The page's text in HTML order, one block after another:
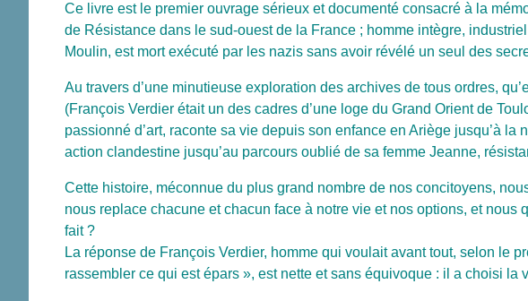
Ce livre est le premier ouvrage sérieux et documenté consacré à la
de Résistance dans le sud-ouest de la France ; homme intègre,
Moulin, est mort exécuté par les nazis sans avoir révélé un seul des
Au travers d’une minutieuse exploration des archives de tous ordres,
(François Verdier était un des cadres d’une loge du Grand Orient de
passionné d’art, raconte sa vie depuis son enfance en Ariège jusqu’à
action clandestine jusqu’au parcours oublié de sa femme Jeanne,
Cette histoire, méconnue du plus grand nombre de nos concitoyens,
nous replace chacune et chacun face à notre vie et nos options, et nous
fait ?
La réponse de François Verdier, homme qui voulait avant tout, selon le
rassembler ce qui est épars », est nette et sans équivoque : il a choisi la